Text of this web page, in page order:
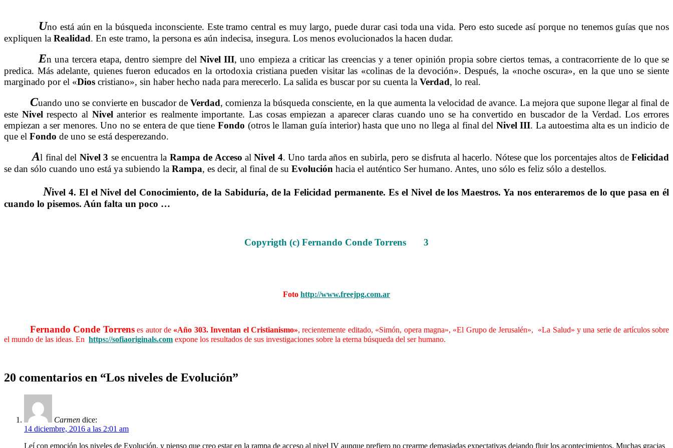
Uno está aún en la búsqueda inconsciente. Este tramo central es muy largo, puede durar casi toda una vida. Pero esto sucede así porque no tenemos guías que nos
expliquen la Realidad. En este tramo, la persona es aún indecisa, insegura. Los menos evolucionados la hacen dudar.
En una tercera etapa, dentro siempre del Nivel III, uno empieza a criticar las creencias y a tener opinión propia sobre ciertos temas, a contracorriente de lo que se
predica. Más adelante, quienes fueron educados en la ortodoxia cristiana pueden visitar las «colinas de la devoción». Después, la «noche oscura», en la que uno se siente
marginado por el «Dios cristiano», sin haber hecho nada para merecerlo. La salida es buscar por su cuenta la Verdad, lo real.
Cuando uno se convierte en buscador de Verdad, comienza la búsqueda consciente, en la que aumenta la velocidad de avance. La mejora que supone llegar al final de
este Nivel respecto al Nivel anterior es realmente importante. Las cosas empiezan a aparecer claras cuando uno se ha convertido en buscador de la Verdad. Los errores
empiezan a ser menores. Uno no se entera de que tiene Fondo (otros le llaman guía interior) hasta que uno no llega al final del Nivel III. La autoestima alta es un indicio de
que el Fondo de uno se está desperezando.
Al final del Nivel 3 se encuentra la Rampa de Acceso alNivel 4. Uno tarda años en subirla, pero se disfruta al hacerlo. Nótese que los porcentajes altos deFelicidad
se dan sólo cuando uno está ya subiendo la Rampa, es decir, al final de su Evolución hacia el auténtico Ser humano. Antes, uno sólo es feliz sólo a destellos.
Nivel 4. El elNivel del Conocimiento, de la Sabiduría, de laFelicidad permanente. Es el Nivel de losMaestros. Ya nos enteraremos de lo que pasa en él
cuando lo pisemos. Aún falta un poco …
Copyrigth (c) Fernando Conde Torrens 3
Foto http://www.freejpg.com.ar
Fernando Conde Torrenses autor de «Año 303. Inventan el Cristianismo», recientemente editado, «Simón, opera magna», «El Grupo de Jerusalén», «La Salud» y una serie de artículos sobre
el mundo de las ideas. En https://sofiaoriginals.com expone los resultados de sus investigaciones sobre la eterna búsqueda del ser humano.
20 comentarios en “Los niveles de Evolución”
Carmen dice:
14 diciembre, 2016 a las 2:01 am
Leí con emoción los niveles de Evolución, y pienso que creo estar en la rampa de acceso al nivel IV aunque prefiero no crearme demasiadas expectativas dejando fluir los acontecimientos. Muchas gracias